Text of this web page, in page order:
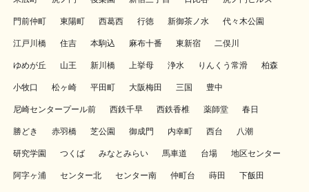
門前仲町 東陽町 西葛西 行徳 新御茶ノ水 代々木公園
江戸川橋 住吉 本駒込 麻布十番 東新宿 二俣川
ゆめが丘 山王 新川橋 上挙母 浄水 りんくう常滑 柏森
小牧口 松ヶ崎 平田町 大阪梅田 三国 豊中
尼崎センタープール前 西鉄千早 西鉄香椎 薬師堂 春日
勝どき 赤羽橋 芝公園 御成門 内幸町 西台 八潮
研究学園 つくば みなとみらい 馬車道 台場 地区センター
阿字ヶ浦 センター北 センター南 仲町台 蒔田 下飯田